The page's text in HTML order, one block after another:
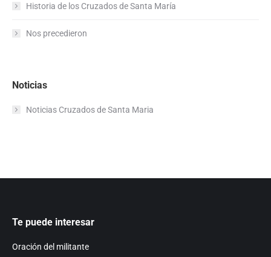
Historia de los Cruzados de Santa María
Nos precedieron
Noticias
Noticias Cruzados de Santa Maria
Te puede interesar
Oración del militante